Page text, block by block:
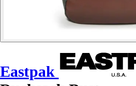
Eastpak